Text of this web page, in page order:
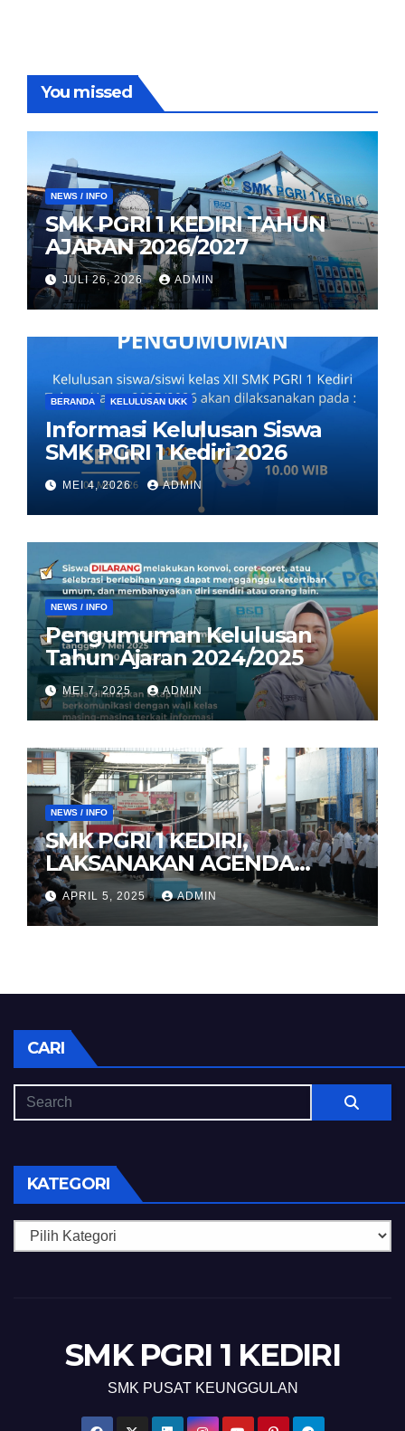
You missed
NEWS / INFO
SMK PGRI 1 KEDIRI TAHUN
AJARAN 2026/2027
JULI 26, 2026 ADMIN
BERANDA KELULUSAN UKK
Informasi Kelulusan Siswa
SMK PGRI 1 Kediri 2026
MEI 4, 2026 ADMIN
NEWS / INFO
Pengumuman Kelulusan
Tahun Ajaran 2024/2025
MEI 7, 2025 ADMIN
NEWS / INFO
SMK PGRI 1 KEDIRI,
LAKSANAKAN AGENDA
HALAL BIHALAL
APRIL 5, 2025 ADMIN
CARI
KATEGORI
Kategori
SMK PGRI 1 KEDIRI
SMK PUSAT KEUNGGULAN